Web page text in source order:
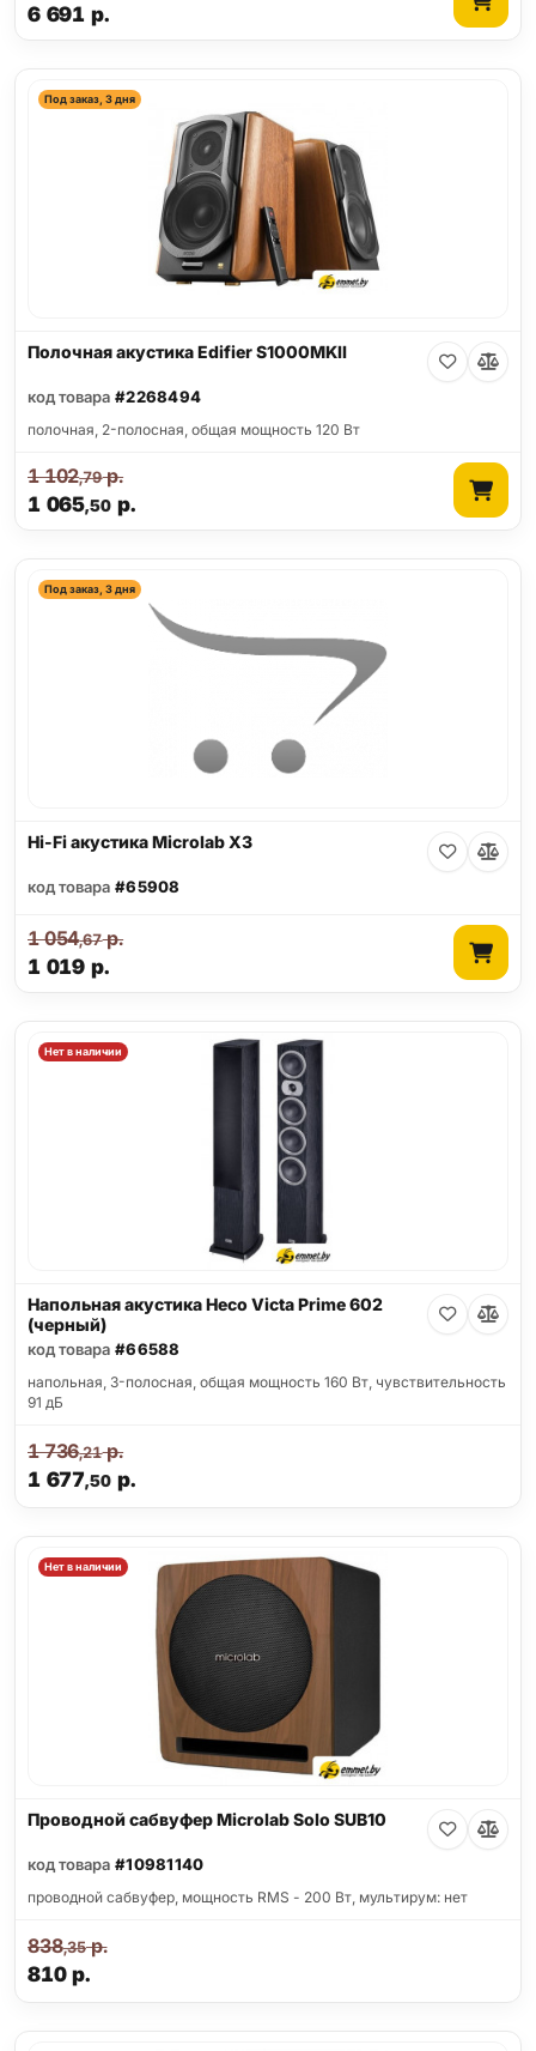
6 691 р.
Под заказ, 3 дня
Полочная акустика Edifier S1000MKII
код товара #2268494
полочная, 2-полосная, общая мощность 120 Вт
1 065,50 р.
1 102,79р.
Под заказ, 3 дня
Hi-Fi акустика Microlab X3
код товара #65908
1 019 р.
1 054,67р.
Нет в наличии
Напольная акустика Heco Victa Prime 602
(черный)
код товара #66588
напольная, 3-полосная, общая мощность 160 Вт, чувствительность
91 дБ
1 677,50 р.
1 736,21р.
Нет в наличии
Проводной сабвуфер Microlab Solo SUB10
код товара #10981140
проводной сабвуфер, мощность RMS - 200 Вт, мультирум: нет
810р.
838,35р.